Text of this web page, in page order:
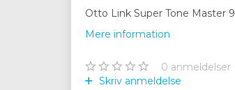
Otto Link Super Tone Master 9
Mere information
0 anmeldelser
Skriv anmeldelse